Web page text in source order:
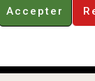
Accepter